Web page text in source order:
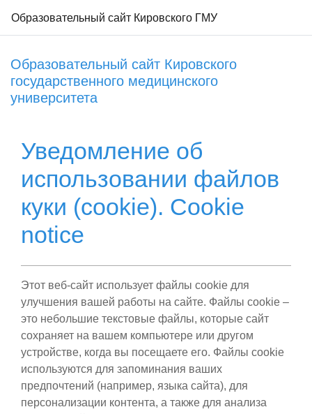
Образовательный сайт Кировского ГМУ
Образовательный сайт Кировского
государственного медицинского
университета
Уведомление об
использовании файлов
куки (cookie). Cookie
notice
Этот веб-сайт использует файлы cookie для
улучшения вашей работы на сайте. Файлы cookie –
это небольшие текстовые файлы, которые сайт
сохраняет на вашем компьютере или другом
устройстве, когда вы посещаете его. Файлы cookie
используются для запоминания ваших
предпочтений (например, языка сайта), для
персонализации контента, а также для анализа